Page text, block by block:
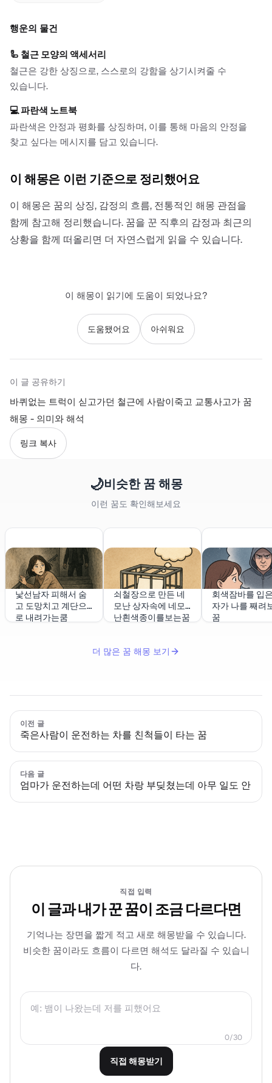
행운의 물건
🦾 철근 모양의 액세서리
철근은 강한 상징으로, 스스로의 강함을 상기시켜줄 수
있습니다.
💻파란색 노트북
파란색은 안정과 평화를 상징하며, 이를 통해 마음의 안정을
찾고 싶다는 메시지를 담고 있습니다.
이 해몽은 이런 기준으로 정리했어요
이 해몽은 꿈의 상징, 감정의 흐름, 전통적인 해몽 관점을
함께 참고해 정리했습니다. 꿈을 꾼 직후의 감정과 최근의
상황을 함께 떠올리면 더 자연스럽게 읽을 수 있습니다.
이 해몽이 읽기에 도움이 되었나요?
도움됐어요 아쉬워요
이 글 공유하기
바퀴없는 트럭이 싣고가던 철근에 사람이죽고 교통사고가 꿈
해몽 - 의미와 해석
링크 복사
🌙비슷한 꿈 해몽
이런 꿈도 확인해보세요
낯선남자 피해서 숨
고 도망치고 계단으
로 내려가는쿰
쇠철장으로 만든 네
모난 상자속에 네모
난흰색종이를보는꿈
회색잠바를 입
자가 나를 째려
꿈
더 많은 꿈 해몽 보기
이전 글
죽은사람이 운전하는 차를 친척들이 타는 꿈
다음 글
엄마가 운전하는데 어떤 차랑 부딪쳤는데 아무 일도 안
직접 입력
이 글과 내가 꾼 꿈이 조금 다르다면
기억나는 장면을 짧게 적고 새로 해몽받을 수 있습니다.
비슷한 꿈이라도 흐름이 다르면 해석도 달라질 수 있습니
다.
0/30
직접 해몽받기